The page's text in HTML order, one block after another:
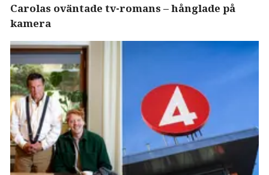
Carolas oväntade tv-romans – hånglade på
kamera